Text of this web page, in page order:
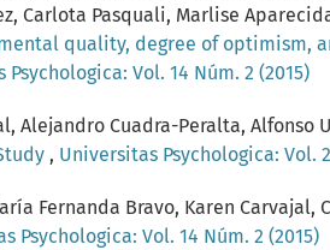
Carlota Pasquali, Marlise
quality, degree of optimism,
Psychologica: Vol. 14 Núm. 2 (2015)
Alejandro Cuadra-Peralta, Alfonso
, Universitas Psychologica: Vol.
Fernanda Bravo, Karen Carvajal,
Psychologica: Vol. 14 Núm. 2 (2015)